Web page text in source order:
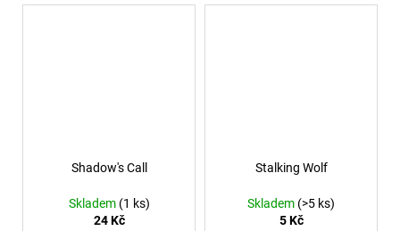
Shadow's Call
Skladem (1 ks)
24 Kč
Stalking Wolf
Skladem (>5 ks)
5 Kč